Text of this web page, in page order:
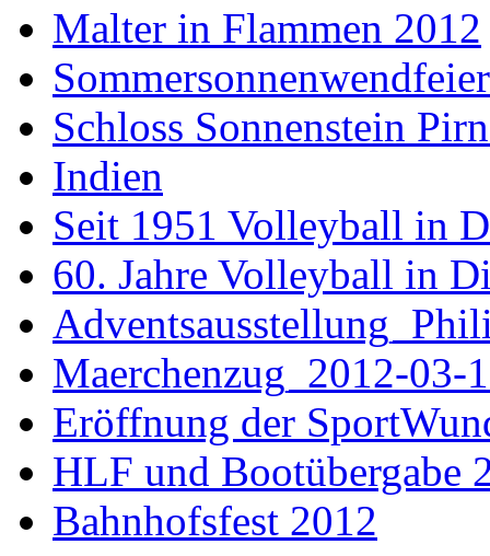
Malter in Flammen 2012
Schloss Sonnenstein
Indien
Seit 1951 Volleyball in
60. Jahre Volleyball in
Maerchenzug_2012-03-
Eröffnung der
HLF und Bootübergabe
Bahnhofsfest 2012